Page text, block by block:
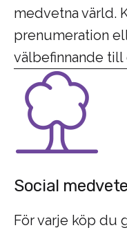
medvetna värld.
prenumeration
välbefinnande
Social
För varje köp du